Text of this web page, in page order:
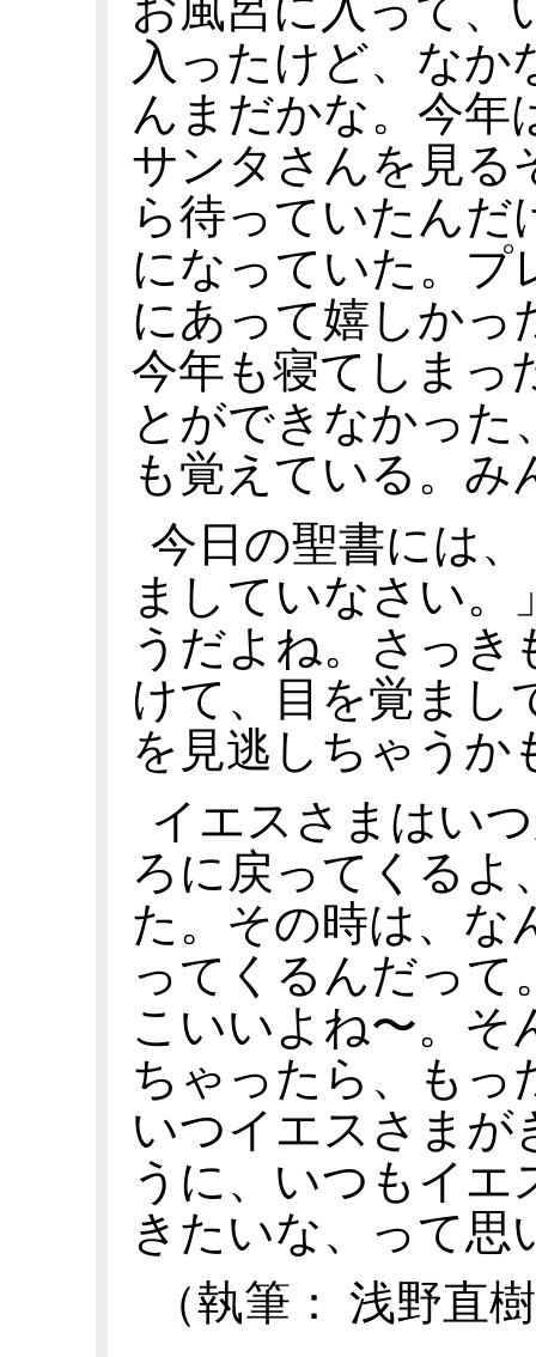
入ったけど、なか
んまだかな。今年
サンタさんを見る
ら待っていたん
になっていた。プ
にあって嬉しかっ
今年も寝てしまっ
とができなかっ
も覚えている。み
今日の聖書には
ましていなさい。
うだよね。さっき
けて、目を覚まし
を見逃しちゃうか
イエスさまはい
ろに戻ってくるよ
た。その時は、な
ってくるんだって
こいいよね〜。そ
ちゃったら、もっ
いつイエスさまが
うに、いつもイ
きたいな、って思
（執筆： 浅野直